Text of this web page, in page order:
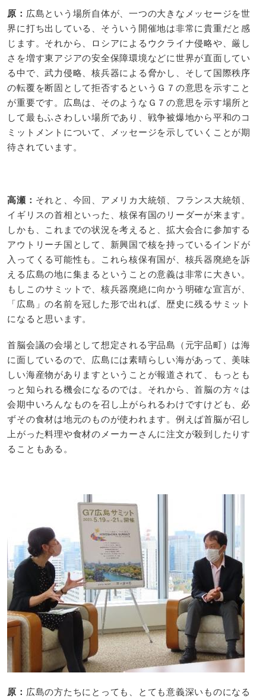
原： 広島という場所自体が、一つの大きなメッセージを世
界に打ち出している、そういう開催地は非常に貴重だと感
じます。それから、ロシアによるウクライナ侵略や、厳し
さを増す東アジアの安全保障環境などに世界が直面してい
る中で、武力侵略、核兵器による脅かし、そして国際秩序
の転覆を断固として拒否するというＧ７の意思を示すこと
が重要です。広島は、そのようなＧ７の意思を示す場所と
して最もふさわしい場所であり、戦争被爆地から平和のコ
ミットメントについて、メッセージを示していくことが期
待されています。
高瀬：​ それと、今回、アメリカ大統領、フランス大統領、
イギリスの首相といった、核保有国のリーダーが来ます。
しかも、これまでの状況を考えると、拡大会合に参加する
アウトリーチ国として、新興国で核を持っているインドが
入ってくる可能性も。これら核保有国が、核兵器廃絶を訴
える広島の地に集まるということの意義は非常に大きい。
もしこのサミットで、核兵器廃絶に向かう明確な宣言が、
「広島」の名前を冠した形で出れば、歴史に残るサミット
になると思います。
首脳会議の会場として想定される宇品島（元宇品町）は海
に面しているので、広島には素晴らしい海があって、美味
しい海産物がありますということが報道されて、もっとも
っと知られる機会になるのでは。それから、首脳の方々は
会期中いろんなものを召し上がられるわけですけども、必
ずその食材は地元のものが使われます。例えば首脳が召し
上がった料理や食材のメーカーさんに注文が殺到したりす
ることもある。
原：​ 広島の方たちにとっても、とても意義深いものになる